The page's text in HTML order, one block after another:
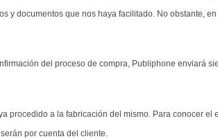
y documentos que nos haya facilitado. No obstante,
del proceso de compra, Publiphone enviará
procedido a la fabricación del mismo. Para conocer
por cuenta del cliente.